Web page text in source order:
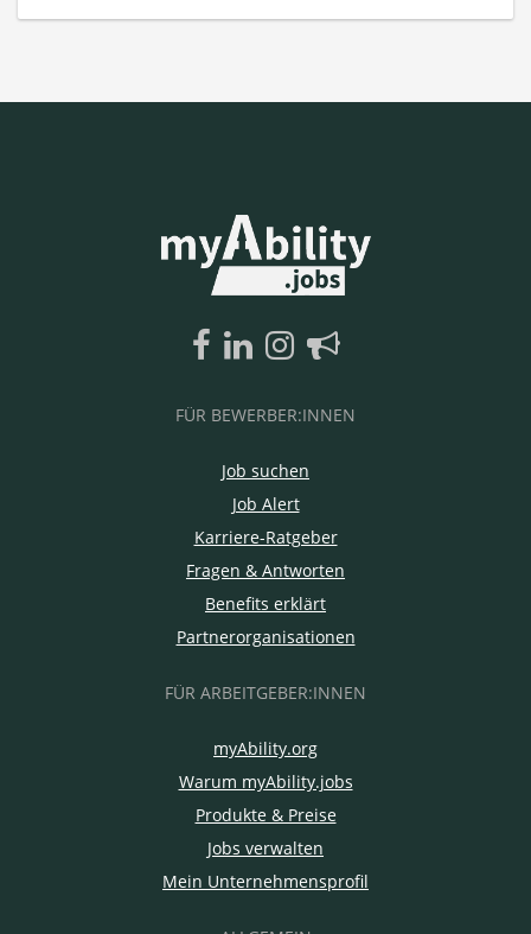
FÜR BEWERBER:INNEN
Job suchen
Job Alert
Karriere-Ratgeber
Fragen & Antworten
Benefits erklärt
Partnerorganisationen
FÜR ARBEITGEBER:INNEN
myAbility.org
Warum myAbility.jobs
Produkte & Preise
Jobs verwalten
Mein Unternehmensprofil